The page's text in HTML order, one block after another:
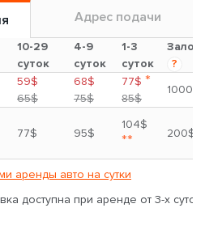
Адрес подачи
10-29
суток
4-9
суток
1-3
суток
Залог
?
59$
65$
68$
75$
77$ *
85$
1000$
77$ 95$
104$
** 200$
аренды авто на сутки
доступна при аренде от 3-х суток